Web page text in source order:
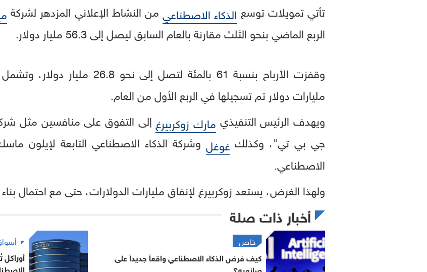
تأتي تمويلات توسع الذكاء الاصطناعي من النشاط الإعلاني المزدهر لشركة
الربع الماضي بنحو الثلث مقارنة بالعام السابق ليصل إلى 56.3 مليار دولار.
مليارات دولار تم تسجيلها في الربع الأول من العام.
ويهدف الرئيس التنفيذي مارك زوكربيرغ إلى التفوق على منافسين مثل
جي بي تي"، وكذلك غوغل وشركة الذكاء الاصطناعي التابعة لإيلون
الاصطناعي.
ولهذا الغرض، يستعد زوكربيرغ لإنفاق مليارات الدولارات، حتى مع احتمال
أخبار ذات صلة
خاص
كيف فرض الذكاء الاصطناعي واقعاً جديداً على
صانعيه؟